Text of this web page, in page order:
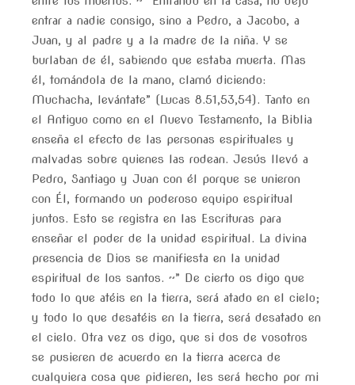
entrar a nadie consigo, sino a Pedro, a Jacobo, a
Juan, y al padre y a la madre de la niña. Y se
burlaban de él, sabiendo que estaba muerta. Mas
él, tomándola de la mano, clamó diciendo:
Muchacha, levántate” (Lucas 8.51,53,54). Tanto en
el Antiguo como en el Nuevo Testamento, la Biblia
enseña el efecto de las personas espirituales y
malvadas sobre quienes las rodean. Jesús llevó a
Pedro, Santiago y Juan con él porque se unieron
con Él, formando un poderoso equipo espiritual
juntos. Esto se registra en las Escrituras para
enseñar el poder de la unidad espiritual. La divina
presencia de Dios se manifiesta en la unidad
espiritual de los santos. ~” De cierto os digo que
todo lo que atéis en la tierra, será atado en el cielo;
y todo lo que desatéis en la tierra, será desatado en
el cielo. Otra vez os digo, que si dos de vosotros
se pusieren de acuerdo en la tierra acerca de
cualquiera cosa que pidieren, les será hecho por mi